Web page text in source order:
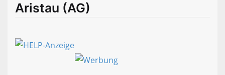
Aristau (AG)